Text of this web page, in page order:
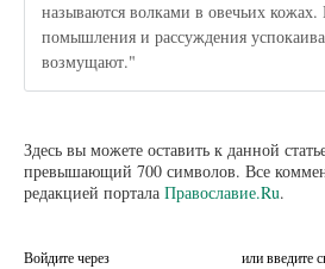
называются волками в овечьих
помышления и рассуждения
возмущают."
Здесь вы можете оставить к данной
превышающий 700 символов. Все
редакцией портала Православие.Ru.
Войдите через или введите